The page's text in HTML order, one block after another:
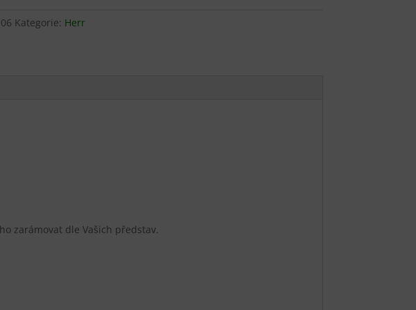
Kategorie: Herr
zarámovat dle Vašich představ.